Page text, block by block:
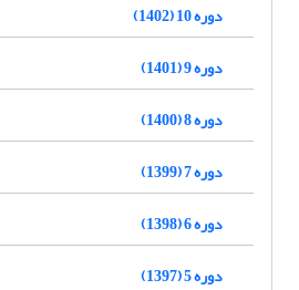
دوره 10 (1402)
دوره 9 (1401)
دوره 8 (1400)
دوره 7 (1399)
دوره 6 (1398)
دوره 5 (1397)